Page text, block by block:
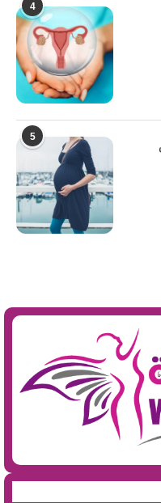
4
5